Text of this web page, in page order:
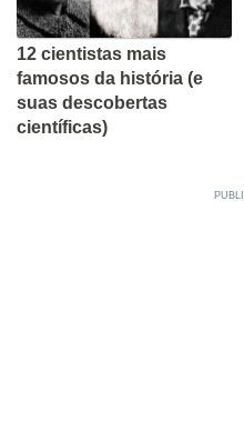
12 cientistas mais
famosos da história (e
suas descobertas
científicas)